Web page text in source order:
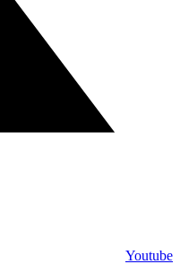
Youtube